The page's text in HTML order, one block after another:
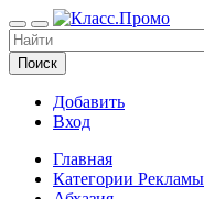
Поиск
Добавить
Вход
Главная
Категории Рекламы